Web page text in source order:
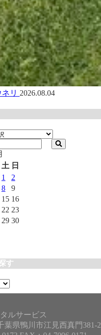
リ 2026.08.04
土 日
1
2
8
9
15 16
22 23
29 30
す
ルサービス
県鴨川市江見西真門381-2